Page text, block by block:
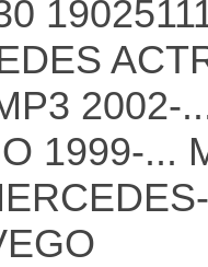
2002-
1999-...